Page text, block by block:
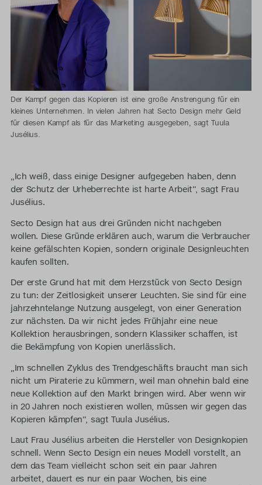
Der Kampf gegen das Kopieren ist eine große Anstrengung für ein
kleines Unternehmen. In vielen Jahren hat Secto Design mehr Geld
für diesen Kampf als für das Marketing ausgegeben, sagt Tuula
Jusélius.
„Ich weiß, dass einige Designer aufgegeben haben, denn
der Schutz der Urheberrechte ist harte Arbeit“, sagt Frau
Jusélius.
Secto Design hat aus drei Gründen nicht nachgeben
wollen. Diese Gründe erklären auch, warum die Verbraucher
keine gefälschten Kopien, sondern originale Designleuchten
kaufen sollten.
Der erste Grund hat mit dem Herzstück von Secto Design
zu tun: der Zeitlosigkeit unserer Leuchten. Sie sind für eine
jahrzehntelange Nutzung ausgelegt, von einer Generation
zur nächsten. Da wir nicht jedes Frühjahr eine neue
Kollektion herausbringen, sondern Klassiker schaffen, ist
die Bekämpfung von Kopien unerlässlich.
„Im schnellen Zyklus des Trendgeschäfts braucht man sich
nicht um Piraterie zu kümmern, weil man ohnehin bald eine
neue Kollektion auf den Markt bringen wird. Aber wenn wir
in 20 Jahren noch existieren wollen, müssen wir gegen das
Kopieren kämpfen“, sagt Tuula Jusélius.
Laut Frau Jusélius arbeiten die Hersteller von Designkopien
schnell. Wenn Secto Design ein neues Modell vorstellt, an
dem das Team vielleicht schon seit ein paar Jahren
arbeitet, dauert es nur ein paar Wochen, bis eine